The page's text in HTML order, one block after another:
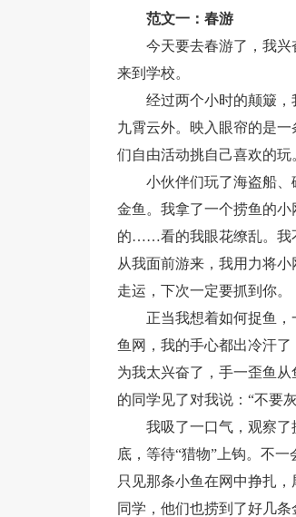
范文一：春游
今天要去春游了，我
来到学校。
经过两个小时的颠簸
九霄云外。映入眼帘的是
们自由活动挑自己喜欢的玩
小伙伴们玩了海盗船
金鱼。我拿了一个捞鱼的
的……看的我眼花缭乱。我
从我面前游来，我用力将
走运，下次一定要抓到你。
正当我想着如何捉鱼
鱼网，我的手心都出冷汗
为我太兴奋了，手一歪鱼
的同学见了对我说：“不要
我吸了一口气，观察
底，等待“猎物”上钩。不
只见那条小鱼在网中挣扎
同学，他们也捞到了好几条